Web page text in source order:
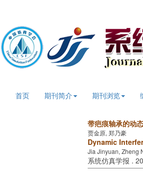
首页 期刊简介 期刊浏览
带疤痕轴承的动
贾金原, 郑乃豪
Dynamic
Jia Jinyuan, Zheng
系统仿真学报 .